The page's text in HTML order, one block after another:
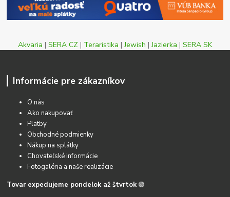
Akvaria | SERA CZ | Teraristika |Jewish |Jazierka | SERA SK
Informácie pre zákazníkov
O nás
Ako nakupovať
Platby
Obchodné podmienky
Nákup na splátky
Chovateľské informácie
Fotogaléria a naše realizácie
Tovar expedujeme pondelok až štvrtok 🟢